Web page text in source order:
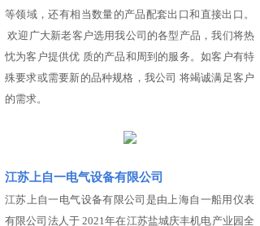
等领域，还有相当数量的产品配套出口和直接出口。
欢迎广大新老客户选用我公司的各型产品，我们将热
忱为客户提供优 质的产品和周到的服务。如客户有特
殊要求或需要新的品种规格，我公司 将竭诚满足客户
的需求。
江苏上自一电气设备有限公司
江苏上自一电气设备有限公司是由上海自一船用仪表
有限公司法人于 2021年在江苏盐城庆丰机电产业园全